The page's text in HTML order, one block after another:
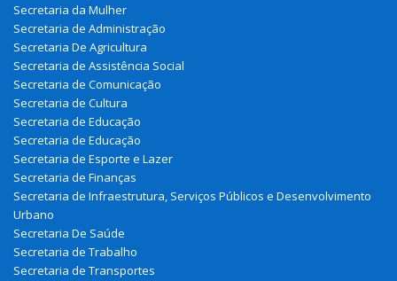
Secretaria da Mulher
Secretaria de Administração
Secretaria De Agricultura
Secretaria de Assistência Social
Secretaria de Comunicação
Secretaria de Cultura
Secretaria de Educação
Secretaria de Educação
Secretaria de Esporte e Lazer
Secretaria de Finanças
Secretaria de Infraestrutura, Serviços Públicos e Desenvolvimento
Urbano
Secretaria De Saúde
Secretaria de Trabalho
Secretaria de Transportes